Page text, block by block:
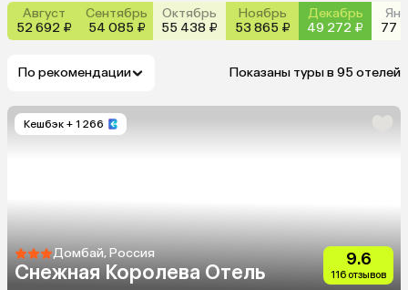
Август
52 692 ₽
Сентябрь
54 085 ₽
Октябрь
55 438 ₽
Ноябрь
53 865 ₽
Декабрь
49 272 ₽
77
По рекомендации Показаны туры в 95 отелей
Кешбэк + 1 266
Домбай, Россия
Снежная Королева Отель
9.6
116 отзывов